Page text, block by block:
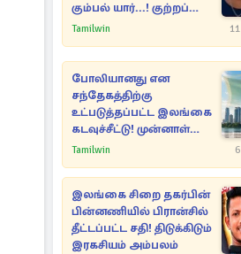
கும்பல் யார்...! குற்றப்
பின்னணி தொடர்பில்
Tamilwin
போலியானது என
சந்தேகத்திற்கு
உட்படுத்தப்பட்ட இலங்கை
கடவுச்சீட்டு! முன்னாள்
எம்.பிக்கு
சிக்கல்
Tamilwin
இலங்கை சிறை தகர்பின்
பின்னணியில் பிரான்சில்
தீட்டப்பட்ட சதி! திடுக்கிடும்
இரகசியம் அம்பலம்